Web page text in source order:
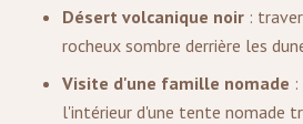
Désert volcanique noir :
rocheux sombre derrière les
Visite d'une famille nomade
l'intérieur d'une tente nomade